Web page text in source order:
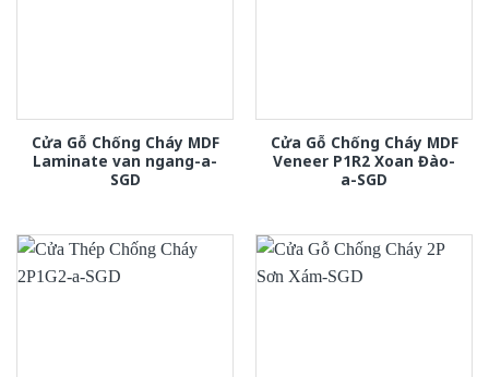
Cửa Gỗ Chống Cháy MDF
Laminate van ngang-a-
SGD
Cửa Gỗ Chống Cháy MDF
Veneer P1R2 Xoan Đào-
a-SGD